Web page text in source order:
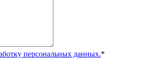
персональных данных.*